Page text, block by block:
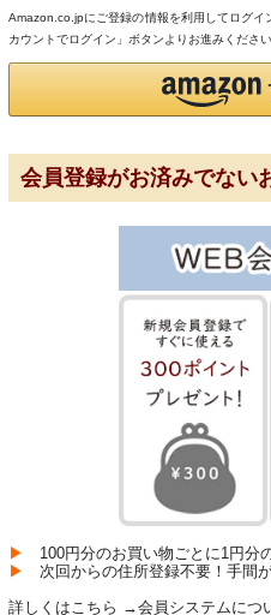
Amazon.co.jpにご登録の情報を利用してログ
カウントでログイン」ボタンよりお進みください
会員登録がお済みでない
▶
100円分のお買い物ごとに1円分
▶
次回からの住所登録不要！手間
詳しくはこちら →会員システムにつ
金
コルネット
トランペット
ピッコロトランペット
フリューゲルホルン
フレンチホルン